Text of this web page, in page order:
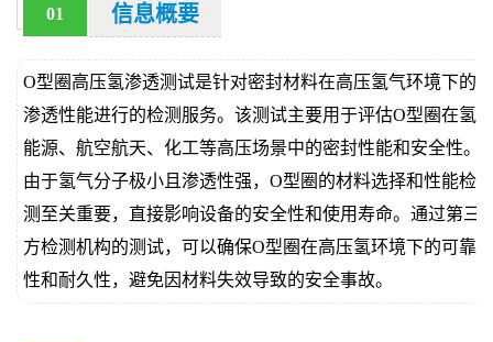
01 信息概要
O型圈高压氢渗透测试是针对密封材料在高压氢气环境下的
渗透性能进行的检测服务。该测试主要用于评估O型圈在氢
能源、航空航天、化工等高压场景中的密封性能和安全性。
由于氢气分子极小且渗透性强，O型圈的材料选择和性能检
测至关重要，直接影响设备的安全性和使用寿命。通过第三
方检测机构的测试，可以确保O型圈在高压氢环境下的可靠
性和耐久性，避免因材料失效导致的安全事故。
价
真
伪
查
询